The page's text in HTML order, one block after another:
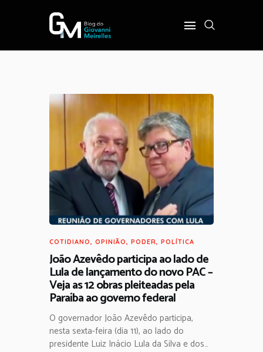
POLÍTICA
COTIDIANO
OPINIÃO
PODER
SOBRE
COTIDIANO, OPINIÃO, PODER, POLÍTICA
João Azevêdo participa ao lado de
Lula de lançamento do novo PAC –
Veja as 12 obras pleiteadas pela
Paraíba ao governo federal
O governador João Azevêdo participa,
nesta sexta-feira (dia 11), ao lado do
presidente Luiz Inácio Lula da Silva e dos…